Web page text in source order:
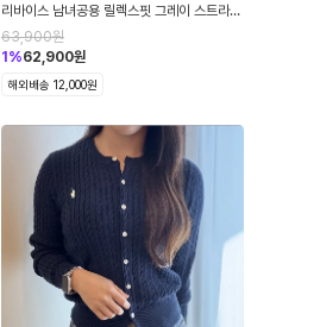
리바이스 남녀공용 릴렉스핏 그레이 스트라이
프 클래식 럭비 카라티 긴팔티
63,900원
1%62,900원
해외배송 12,000원